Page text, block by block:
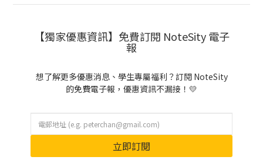
【獨家優惠資訊】免費訂閱 NoteSity 電子
報
想了解更多優惠消息、學生專屬福利？訂閱 NoteSity
的免費電子報，優惠資訊不漏接！💛
立即訂閱